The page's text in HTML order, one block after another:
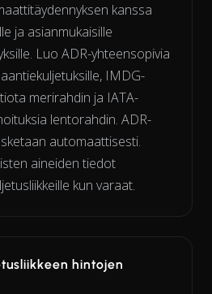
kanssa
ja asianmukaisille
Luo ADR-yhteensopivia
IMDG-
merirahdin ja IATA-
lentorahdin. ADR-
automaattisesti.
aineiden tiedot
kun varaat.
hintojen